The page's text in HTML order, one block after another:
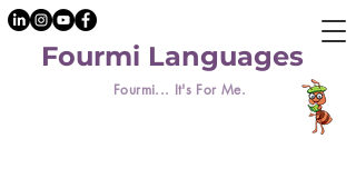
Fourmi... It's For Me.
Fourmi Languages